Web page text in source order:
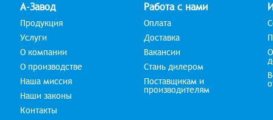
А-Завод
Продукция
Услуги
О компании
О производстве
Наша миссия
Наши законы
Контакты
Работа с нами
Оплата
Доставка
Вакансии
Стань дилером
Поставщикам и
производителям